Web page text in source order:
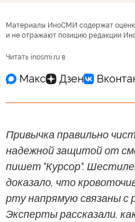
Материалы ИноСМИ содержат
и не отражают позицию редакции
Читать inosmi.ru в
Привычка правильно
надежной защитой от
пишет "Курсор".
доказало, что
рту напрямую связаны с
Эксперты рассказали,